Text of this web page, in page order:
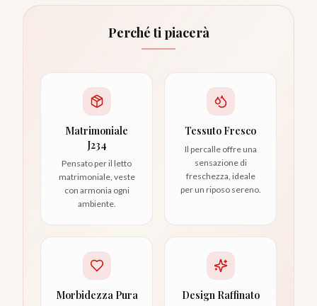
Perché ti piacerà
Matrimoniale
J234
Pensato per il letto
matrimoniale, veste
con armonia ogni
ambiente.
Tessuto Fresco
Il percalle offre una
sensazione di
freschezza, ideale
per un riposo sereno.
Morbidezza Pura Design Raffinato